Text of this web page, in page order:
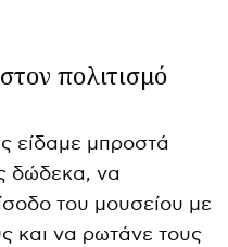
πολιτισμό
είδαμε μπροστά
δώδεκα, να
του μουσείου με
και να ρωτάνε τους